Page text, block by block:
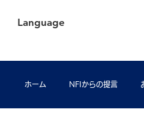
Language
ホーム NFIからの提言